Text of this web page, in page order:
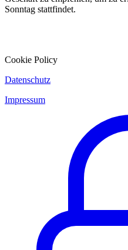
Sonntag stattfindet.
Cookie Policy
Datenschutz
Impressum